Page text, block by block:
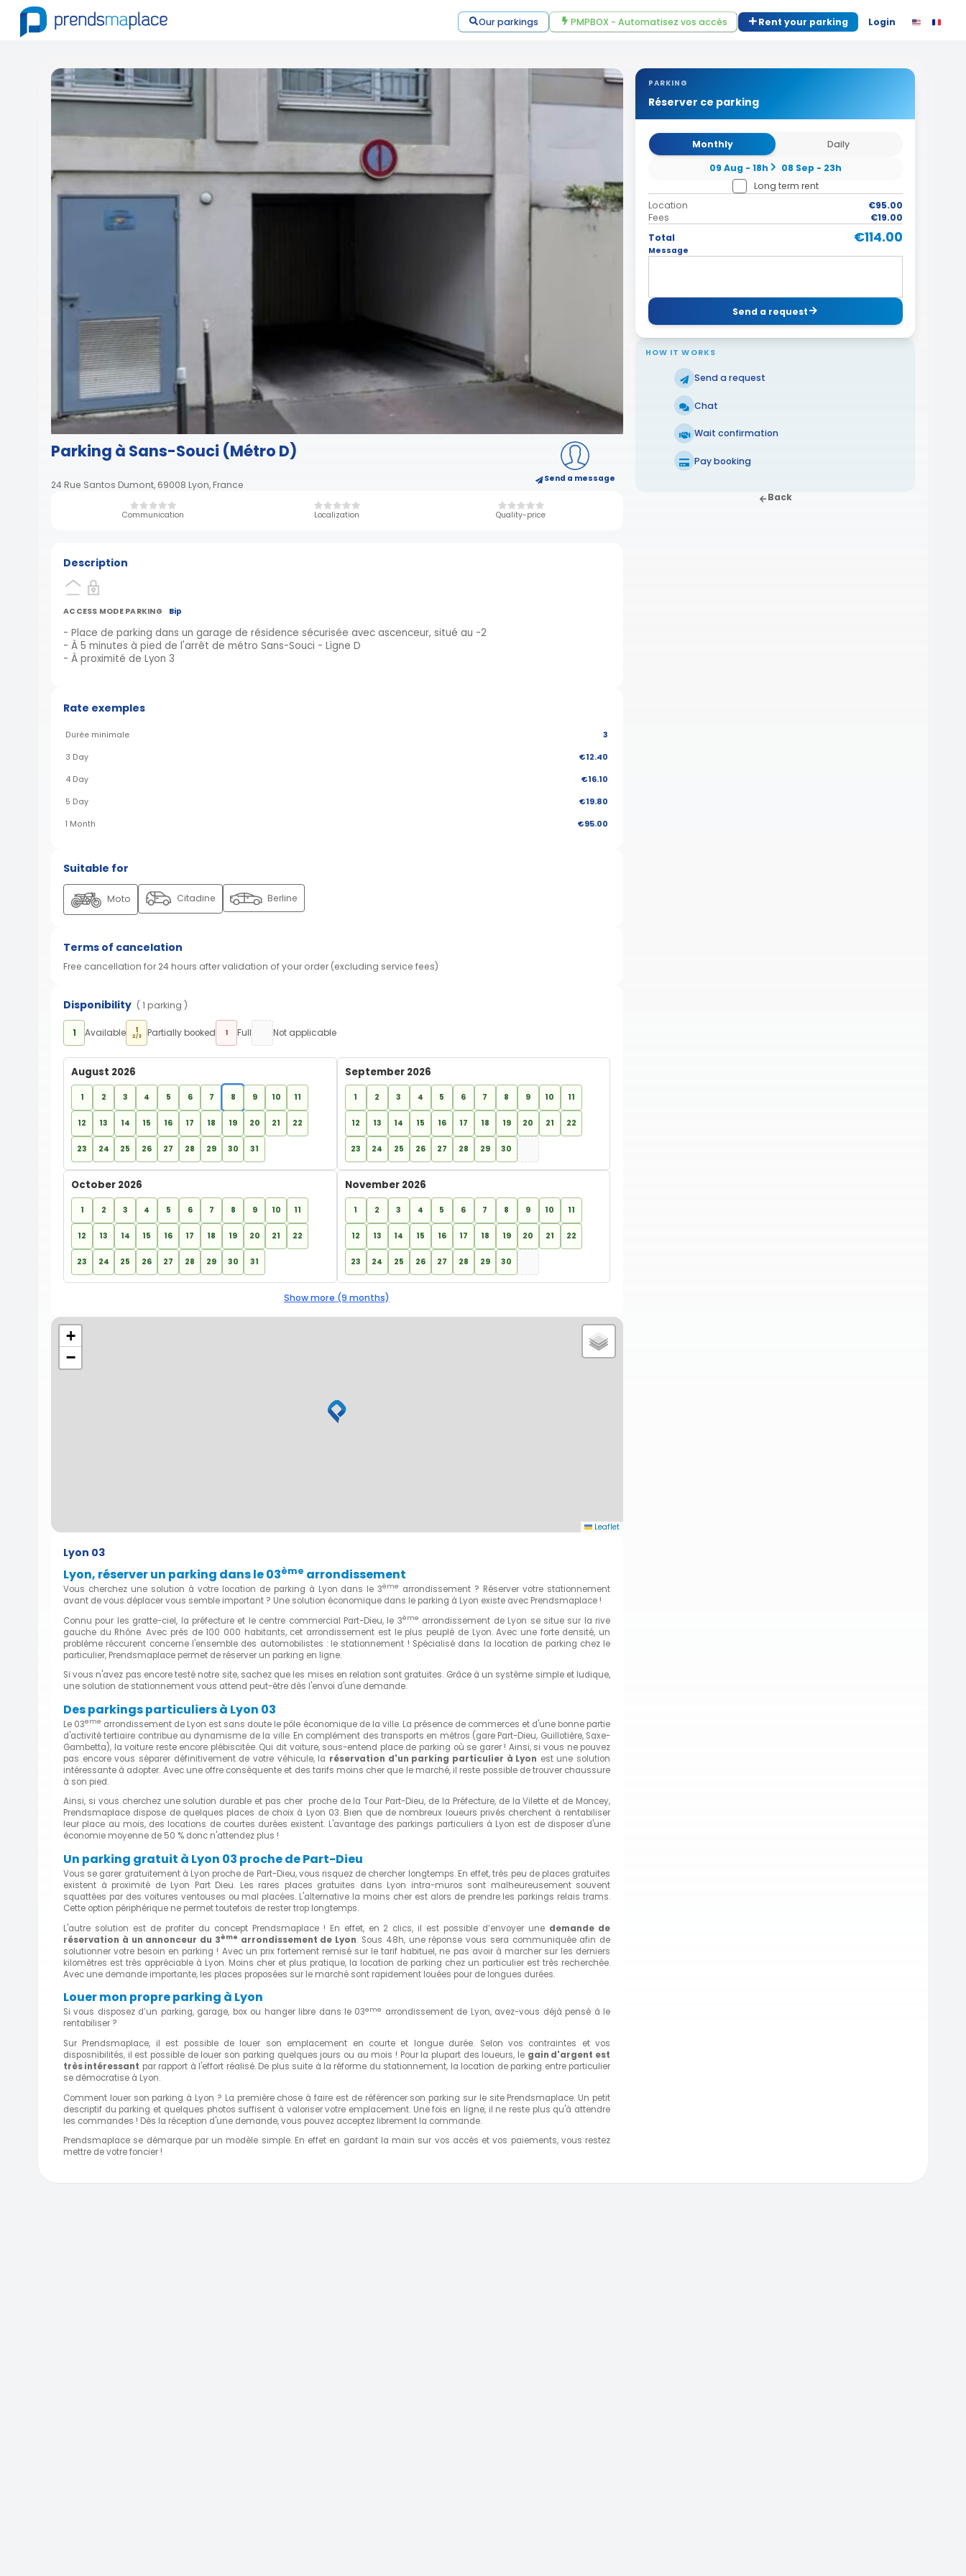
Our parkings PMPBOX - Automatisez vos accès Rent your parking Login
Parking à Sans-Souci (Métro D)
24 Rue Santos Dumont, 69008 Lyon, France Send a message
Communication Localization Quality-price
PARKING
Réserver ce parking
Monthly
Daily
09 Aug - 18h
08 Sep - 23h
Long term rent
Location
€95.00
Fees
€19.00
Total
€114.00
Message
Send a request
HOW IT WORKS
Send a request
Chat
Wait confirmation
Pay booking
Back
Description
ACCESS MODE PARKING Bip
- Place de parking dans un garage de résidence sécurisée avec ascenceur, situé au -2
- À 5 minutes à pied de l'arrêt de métro Sans-Souci - Ligne D
- À proximité de Lyon 3
Rate exemples
Durée minimale 3
3 Day €12.40
4 Day €16.10
5 Day €19.80
1 Month €95.00
Suitable for
Moto Citadine Berline
Terms of cancelation
Free cancellation for 24 hours after validation of your order (excluding service fees)
Disponibility ( 1 parking )
1 Available 1
2/3 Partially booked 1 Full Not applicable
August 2026
1 2 3 4 5 6 7 8 9 10 11
12 13 14 15 16 17 18 19 20 21 22
23 24 25 26 27 28 29 30 31
September 2026
1 2 3 4 5 6 7 8 9 10 11
12 13 14 15 16 17 18 19 20 21 22
23 24 25 26 27 28 29 30
October 2026
1 2 3 4 5 6 7 8 9 10 11
12 13 14 15 16 17 18 19 20 21 22
23 24 25 26 27 28 29 30 31
November 2026
1 2 3 4 5 6 7 8 9 10 11
12 13 14 15 16 17 18 19 20 21 22
23 24 25 26 27 28 29 30
Show more (9 months)
+
−
Leaflet
Lyon 03
Lyon, réserver un parking dans le 03ème arrondissement
Vous cherchez une solution à votre location de parking à Lyon dans le 3ème arrondissement ? Réserver votre stationnement
avant de vous déplacer vous semble important ? Une solution économique dans le parking à Lyon existe avec Prendsmaplace !
Connu pour les gratte-ciel, la préfecture et le centre commercial Part-Dieu, le 3ème arrondissement de Lyon se situe sur la rive
gauche du Rhône. Avec près de 100 000 habitants, cet arrondissement est le plus peuplé de Lyon. Avec une forte densité, un
problème réccurent concerne l'ensemble des automobilistes : le stationnement ! Spécialisé dans la location de parking chez le
particulier, Prendsmaplace permet de réserver un parking en ligne.
Si vous n'avez pas encore testé notre site, sachez que les mises en relation sont gratuites. Grâce à un système simple et ludique,
une solution de stationnement vous attend peut-être dès l'envoi d'une demande.
Des parkings particuliers à Lyon 03
Le 03eme arrondissement de Lyon est sans doute le pôle économique de la ville. La présence de commerces et d'une bonne partie
d'activité tertiaire contribue au dynamisme de la ville. En complément des transports en métros (gare Part-Dieu, Guillotière, Saxe-
Gambetta), la voiture reste encore plébiscitée. Qui dit voiture, sous-entend place de parking où se garer ! Ainsi, si vous ne pouvez
pas encore vous séparer définitivement de votre véhicule, la réservation d'un parking particulier à Lyon est une solution
intéressante à adopter. Avec une offre conséquente et des tarifs moins cher que le marché, il reste possible de trouver chaussure
à son pied.
Ainsi, si vous cherchez une solution durable et pas cher proche de la Tour Part-Dieu, de la Préfecture, de la Vilette et de Moncey,
Prendsmaplace dispose de quelques places de choix à Lyon 03. Bien que de nombreux loueurs privés cherchent à rentabiliser
leur place au mois, des locations de courtes durées existent. L'avantage des parkings particuliers à Lyon est de disposer d'une
économie moyenne de 50 % donc n'attendez plus !
Un parking gratuit à Lyon 03 proche de Part-Dieu
Vous se garer gratuitement à Lyon proche de Part-Dieu, vous risquez de chercher longtemps. En effet, très peu de places gratuites
existent à proximité de Lyon Part Dieu. Les rares places gratuites dans Lyon intra-muros sont malheureusement souvent
squattées par des voitures ventouses ou mal placées. L'alternative la moins cher est alors de prendre les parkings relais trams.
Cette option périphérique ne permet toutefois de rester trop longtemps.
L'autre solution est de profiter du concept Prendsmaplace ! En effet, en 2 clics, il est possible d’envoyer une demande de
réservation à un annonceur du 3ème arrondissement de Lyon. Sous 48h, une réponse vous sera communiquée afin de
solutionner votre besoin en parking ! Avec un prix fortement remisé sur le tarif habituel, ne pas avoir à marcher sur les derniers
kilomètres est très appréciable à Lyon. Moins cher et plus pratique, la location de parking chez un particulier est très recherchée.
Avec une demande importante, les places proposées sur le marché sont rapidement louées pour de longues durées.
Louer mon propre parking à Lyon
Si vous disposez d’un parking, garage, box ou hanger libre dans le 03eme arrondissement de Lyon, avez-vous déjà pensé à le
rentabiliser ?
Sur Prendsmaplace, il est possible de louer son emplacement en courte et longue durée. Selon vos contraintes et vos
disposnibilités, il est possible de louer son parking quelques jours ou au mois ! Pour la plupart des loueurs, le gain d'argent est
très intéressant par rapport à l'effort réalisé. De plus suite à la réforme du stationnement, la location de parking entre particulier
se démocratise à Lyon.
Comment louer son parking à Lyon ? La première chose à faire est de référencer son parking sur le site Prendsmaplace. Un petit
descriptif du parking et quelques photos suffisent à valoriser votre emplacement. Une fois en ligne, il ne reste plus qu'à attendre
les commandes ! Dès la réception d'une demande, vous pouvez acceptez librement la commande.
Prendsmaplace se démarque par un modèle simple. En effet en gardant la main sur vos accès et vos paiements, vous restez
mettre de votre foncier !